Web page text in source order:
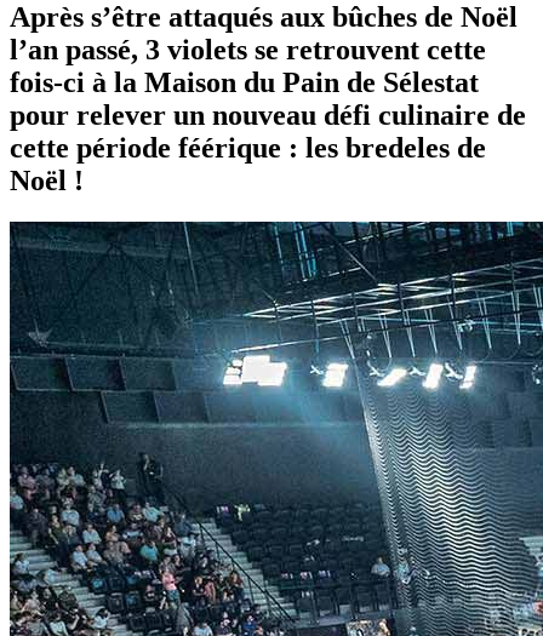
Après s’être attaqués aux bûches de Noël
l’an passé, 3 violets se retrouvent cette
fois-ci à la Maison du Pain de Sélestat
pour relever un nouveau défi culinaire de
cette période féérique : les bredeles de
Noël !